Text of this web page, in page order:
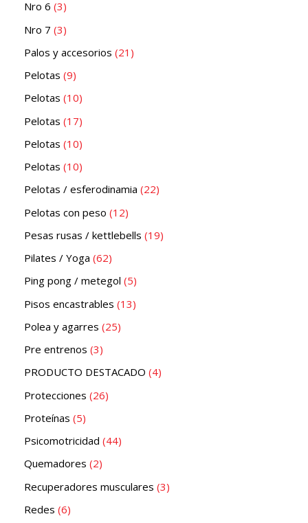
Nro 6 3
Nro 7 3
Palos y accesorios 21
Pelotas 9
Pelotas 10
Pelotas 17
Pelotas 10
Pelotas 10
Pelotas / esferodinamia 22
Pelotas con peso 12
Pesas rusas / kettlebells 19
Pilates / Yoga 62
Ping pong / metegol 5
Pisos encastrables 13
Polea y agarres 25
Pre entrenos 3
PRODUCTO DESTACADO 4
Protecciones 26
Proteínas 5
Psicomotricidad 44
Quemadores 2
Recuperadores musculares 3
Redes 6